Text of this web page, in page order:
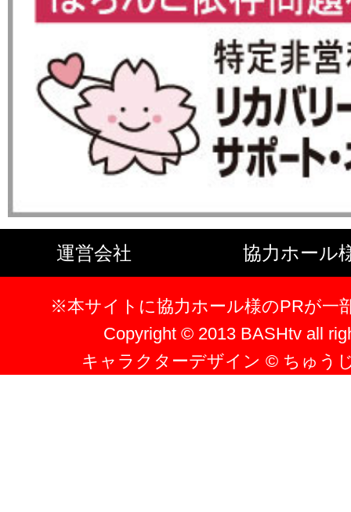
運営会社 協力ホール
※本サイトに協力ホール様のPRが一
Copyright © 2013 BASHtv all
キャラクターデザイン © ちゅう